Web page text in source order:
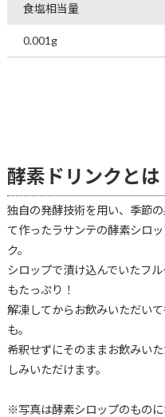
食塩相当量
0.001g
酵素ドリンクとは
独自の発酵技術を用い、季節
て作ったラサンテの酵素シロ
ク。
シロップで漬け込んでいたフ
もたっぷり！
解凍してからお飲みいただい
も。
希釈せずにそのままお飲みい
しみいただけます。
※写真は酵素シロップのものに